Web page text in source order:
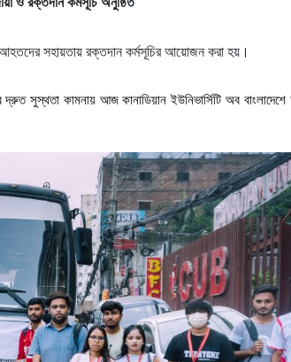
ও আহতদের সহায়তায় রক্তদান কর্মসূচির আয়োজন করা হয়।
দ্রুত সুস্থতা কামনায় আজ কানাডিয়ান ইউনিভার্সিটি অব বাংলাদেশে